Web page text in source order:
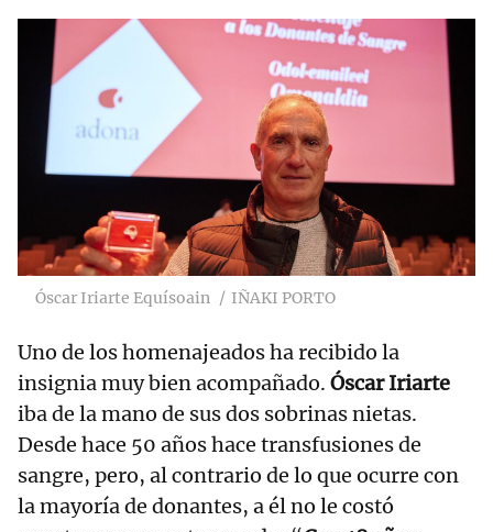
Óscar Iriarte Equísoain IÑAKI PORTO
Uno de los homenajeados ha recibido la
insignia muy bien acompañado. Óscar Iriarte
iba de la mano de sus dos sobrinas nietas.
Desde hace 50 años hace transfusiones de
sangre, pero, al contrario de lo que ocurre con
la mayoría de donantes, a él no le costó